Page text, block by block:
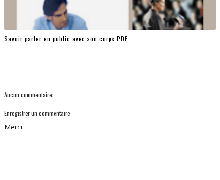
Savoir parler en public avec son corps PDF
Aucun commentaire:
Enregistrer un commentaire
Merci